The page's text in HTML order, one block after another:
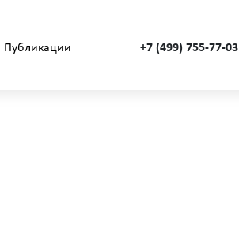
Публикации +7 (499) 755-77-03